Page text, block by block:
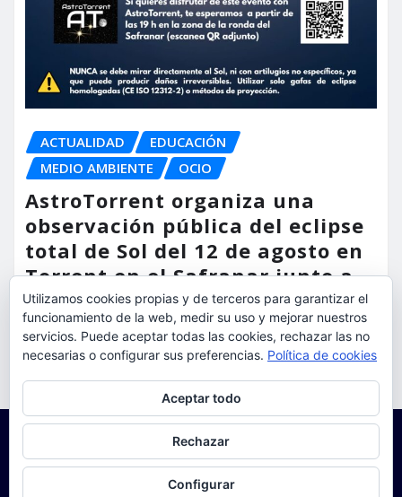
ACTUALIDAD
EDUCACIÓN
MEDIO AMBIENTE
OCIO
AstroTorrent organiza una
observación pública del eclipse
total de Sol del 12 de agosto en
Torrent en el Safranar junto a
las vías del AVE
torrent al dia Ago 5, 2026
Utilizamos cookies propias y de terceros para garantizar el
funcionamiento de la web, medir su uso y mejorar nuestros
servicios. Puede aceptar todas las cookies, rechazar las no
necesarias o configurar sus preferencias. Política de cookies
Aceptar todo
Rechazar
Configurar
Para obtener más información, incluido cómo gestionar las cookies,